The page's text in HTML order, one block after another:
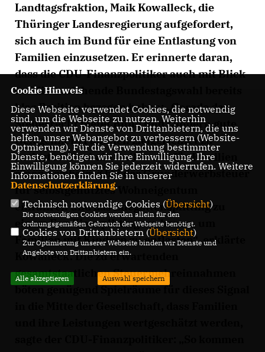
Landtagsfraktion, Maik Kowalleck, die
Thüringer Landesregierung aufgefordert,
sich auch im Bund für eine Entlastung von
Familien einzusetzen. Er erinnerte daran,
dass die CDU-Finanzpolitiker auch mit Blick
auf die anstehende Bundestagswahl bereits
klar Position bezogen haben: „Gerade das
Steuerrecht bietet Bund und Ländern gute
Gelegenheit, Familien zielgerichtet zu
entlasten. Deshalb wollen wir für Familien
einen Freibetrag bei der Grunderwerbsteuer
für selbstgenutztes Wohneigentum
einführen und das Ehegattensplitting zu
einem Familiensplitting ausbauen, um
Familien mit Kindern zu entlasten“, erklärte
Kowalleck. Die zu erwartenden
gesamtstaatlichen Steuermehreinnahmen
böten genügend Spielräume für dieses Signal
Cookie Hinweis
Diese Webseite verwendet Cookies, die notwendig
sind, um die Webseite zu nutzen. Weiterhin
verwenden wir Dienste von Drittanbietern, die uns
helfen, unser Webangebot zu verbessern (Website-
Optmierung). Für die Verwendung bestimmter
Dienste, benötigen wir Ihre Einwilligung. Ihre
Einwilligung können Sie jederzeit widerrufen. Weitere
Informationen finden Sie in unserer
Datenschutzerklärung.
Technisch notwendige Cookies (Übersicht)
Die notwendigen Cookies werden allein für den
ordnungsgemäßen Gebrauch der Webseite benötigt.
Cookies von Drittanbietern (Übersicht)
Zur Optimierung unserer Webseite binden wir Dienste und
Angebote von Drittanbietern ein.
Alle akzeptieren Auswahl speichern